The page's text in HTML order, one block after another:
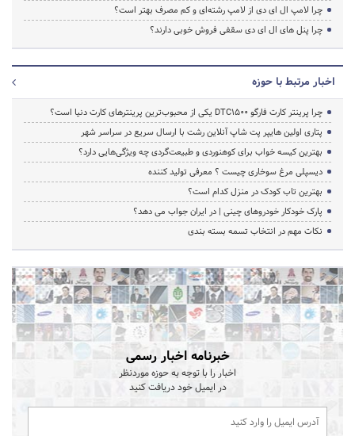
چرا لامپ ال ای دی از لامپ رشته‌ای و کم مصرف بهتر است؟
چرا پنل های ال ای دی سقفی فروش خوبی دارند؟
اخبار مرتبط با حوزه
چرا پرینتر کارت فارگو DTC1500 یکی از محبوب‌ترین پرینترهای کارت دنیا است؟
پتاری اولین هایپر پت شاپ آنلاین رشت با ارسال سریع در سراسر شهر
بهترین کیسه خواب برای کوهنوردی و طبیعت‌گردی چه ویژگی‌هایی دارد؟
دیسپلی مرغ سوخاری چیست ؟ معرفی تولید کننده
بهترین تاب کودک در منزل کدام است؟
پارک خودکار خودروهای چینی | در ایران جواب می دهد؟
نکات مهم در انتخاب تسمه بسته بندی
خبرنامه اخبار رسمی
اخبار را با توجه به حوزه موردنظر
در ایمیل خود دریافت کنید